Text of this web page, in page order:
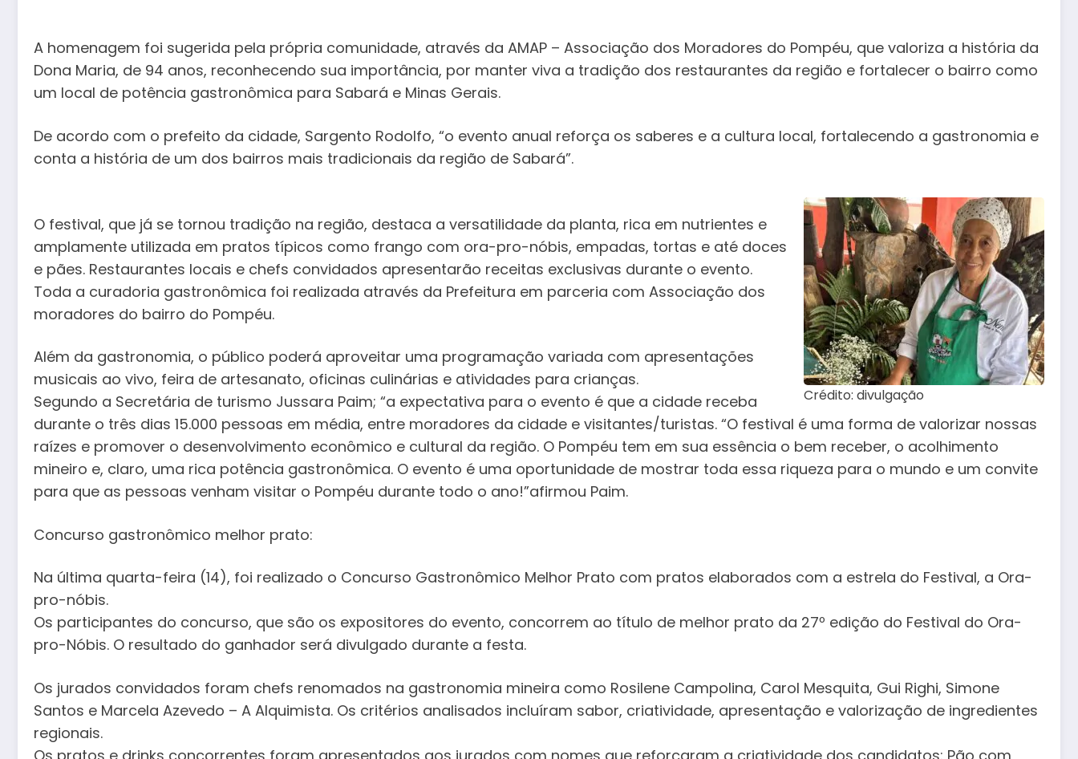
A homenagem foi sugerida pela própria comunidade, através da AMAP – Associação dos Moradores do Pompéu, que valoriza a história da
Dona Maria, de 94 anos, reconhecendo sua importância, por manter viva a tradição dos restaurantes da região e fortalecer o bairro como
um local de potência gastronômica para Sabará e Minas Gerais.
De acordo com o prefeito da cidade, Sargento Rodolfo, “o evento anual reforça os saberes e a cultura local, fortalecendo a gastronomia e
conta a história de um dos bairros mais tradicionais da região de Sabará”.
Crédito: divulgação
O festival, que já se tornou tradição na região, destaca a versatilidade da planta, rica em nutrientes e
amplamente utilizada em pratos típicos como frango com ora-pro-nóbis, empadas, tortas e até doces
e pães. Restaurantes locais e chefs convidados apresentarão receitas exclusivas durante o evento.
Toda a curadoria gastronômica foi realizada através da Prefeitura em parceria com Associação dos
moradores do bairro do Pompéu.
Além da gastronomia, o público poderá aproveitar uma programação variada com apresentações
musicais ao vivo, feira de artesanato, oficinas culinárias e atividades para crianças.
Segundo a Secretária de turismo Jussara Paim; “a expectativa para o evento é que a cidade receba
durante o três dias 15.000 pessoas em média, entre moradores da cidade e visitantes/turistas. “O festival é uma forma de valorizar nossas
raízes e promover o desenvolvimento econômico e cultural da região. O Pompéu tem em sua essência o bem receber, o acolhimento
mineiro e, claro, uma rica potência gastronômica. O evento é uma oportunidade de mostrar toda essa riqueza para o mundo e um convite
para que as pessoas venham visitar o Pompéu durante todo o ano!”afirmou Paim.
Concurso gastronômico melhor prato:
Na última quarta-feira (14), foi realizado o Concurso Gastronômico Melhor Prato com pratos elaborados com a estrela do Festival, a Ora-
pro-nóbis.
Os participantes do concurso, que são os expositores do evento, concorrem ao título de melhor prato da 27º edição do Festival do Ora-
pro-Nóbis. O resultado do ganhador será divulgado durante a festa.
Os jurados convidados foram chefs renomados na gastronomia mineira como Rosilene Campolina, Carol Mesquita, Gui Righi, Simone
Santos e Marcela Azevedo – A Alquimista. Os critérios analisados incluíram sabor, criatividade, apresentação e valorização de ingredientes
regionais.